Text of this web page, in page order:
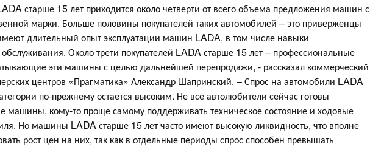
старше 15 лет приходится около четверти от всего объема предложения машин с
марки. Больше половины покупателей таких автомобилей – это приверженцы
длительный опыт эксплуатации машин LADA, в том числе навыки
обслуживания. Около трети покупателей LADA старше 15 лет – профессиональные
эти машины с целью дальнейшей перепродажи, - рассказал коммерческий
центров «Прагматика» Александр Шапринский. – Спрос на автомобили LADA
по-прежнему остается высоким. Не все автолюбители сейчас готовы
машины, кому-то проще самому поддерживать техническое состояние и ходовые
Но машины LADA старше 15 лет часто имеют высокую ликвидность, что вполне
рост цен на них, так как в отдельные периоды спрос способен превышать